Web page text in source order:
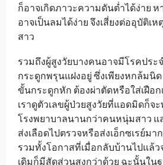
ก็อาจเกิดภาวะความดันต่ำได้ง่าย
อาจเป็นลมได้ง่าย จึงเสี่ยงต่ออุบัติเ
สาว
รวมถึงผู้สูงวัยบางคนอาจมีโรคประ
กระดูกพรุนแฝงอยู่ ซึ่งเพียงหกล้มนิด
ขั้นกระดูกหัก ต้องผ่าตัดหรือใส่เฝือก
เราดูตัวเลขผู้ป่วยสูงวัยที่แอดมิดก็จ
โรงพยาบาลนานกว่าคนหนุ่มสาว แ
ส่งเลือดไปตรวจหรือส่งเอ็กซเรย์มา
รวมทั้งโอกาสที่เมื่อกลับบ้านไปแล้
เดิมก็มีสัดส่วนสูงกว่าด้วย ฉะนั้นใน